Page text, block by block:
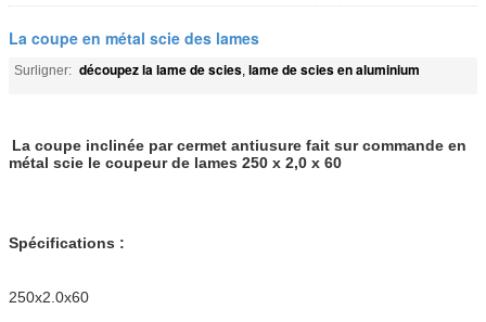
La coupe en métal scie des lames
Surligner: découpez la lame de scies, lame de scies en aluminium
La coupe inclinée par cermet antiusure fait sur commande en
métal scie le coupeur de lames 250 x 2,0 x 60
Spécifications :
250x2.0x60